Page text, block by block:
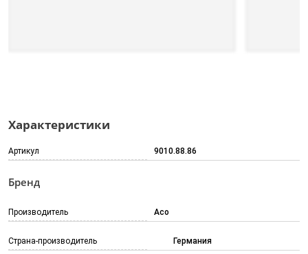
Характеристики
Артикул 9010.88.86
Бренд
Производитель Aco
Страна-производитель Германия